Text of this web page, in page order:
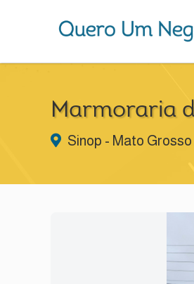
Marmoraria
Sinop - Mato Grosso